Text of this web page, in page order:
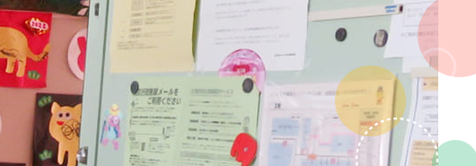
設 相談支援
公開中の情報
設 相談支援